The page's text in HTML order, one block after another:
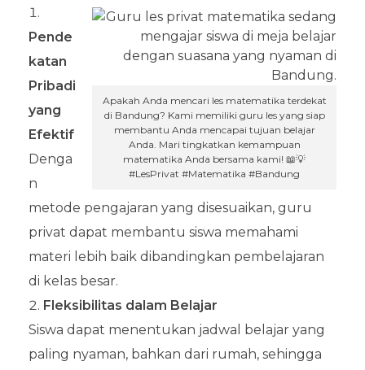
Apakah Anda mencari les matematika terdekat
di Bandung? Kami memiliki guru les yang siap
membantu Anda mencapai tujuan belajar
Anda. Mari tingkatkan kemampuan
matematika Anda bersama kami! 📖💡
#LesPrivat #Matematika #Bandung
Pende
katan
Pribadi
yang
Efektif
Denga
n
metode pengajaran yang disesuaikan, guru
privat dapat membantu siswa memahami
materi lebih baik dibandingkan pembelajaran
di kelas besar.
Fleksibilitas dalam Belajar
Siswa dapat menentukan jadwal belajar yang
paling nyaman, bahkan dari rumah, sehingga